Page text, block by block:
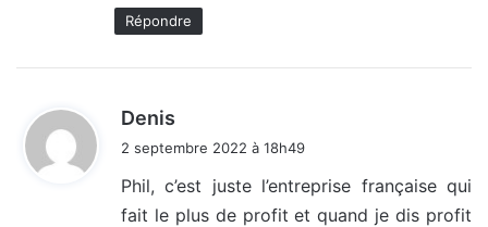
Répondre
Denis
:
2 septembre 2022 à 18h49
Phil, c’est juste l’entreprise française qui
fait le plus de profit et quand je dis profit